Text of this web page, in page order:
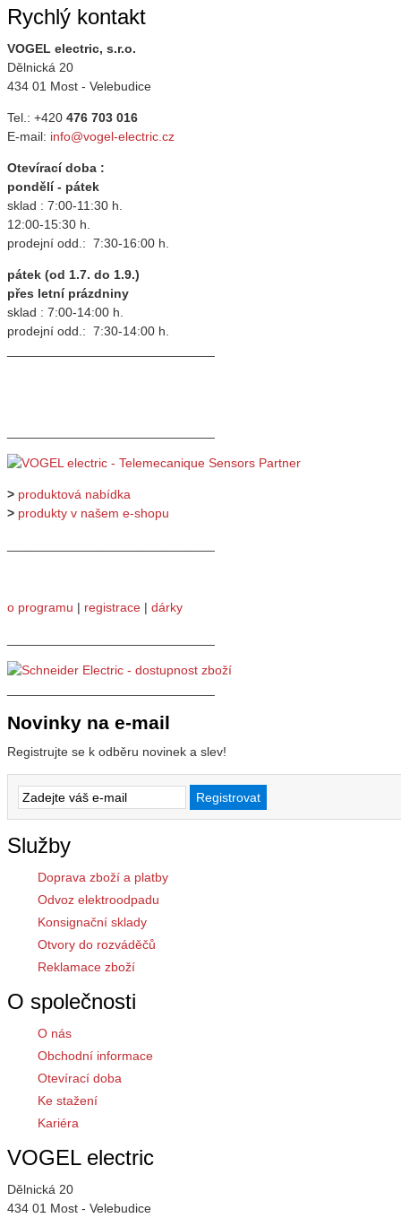
Rychlý kontakt
VOGEL electric, s.r.o.
Dělnická 20
434 01 Most - Velebudice
Tel.: +420 476 703 016
E-mail: info@vogel-electric.cz
Otevírací doba :
pondělí - pátek
sklad : 7:00-11:30 h.
12:00-15:30 h.
prodejní odd.: 7:30-16:00 h.
pátek (od 1.7. do 1.9.)
přes letní prázdniny
sklad : 7:00-14:00 h.
prodejní odd.: 7:30-14:00 h.
> produktová nabídka
> produkty v našem e-shopu
o programu | registrace | dárky
Novinky na e-mail
Registrujte se k odběru novinek a slev!
Služby
Doprava zboží a platby
Odvoz elektroodpadu
Konsignační sklady
Otvory do rozváděčů
Reklamace zboží
O společnosti
O nás
Obchodní informace
Otevírací doba
Ke stažení
Kariéra
VOGEL electric
Dělnická 20
434 01 Most - Velebudice